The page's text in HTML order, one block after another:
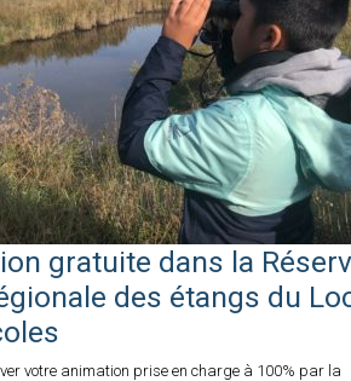
gratuite dans la
des étangs du
votre animation prise en charge à 100% par la